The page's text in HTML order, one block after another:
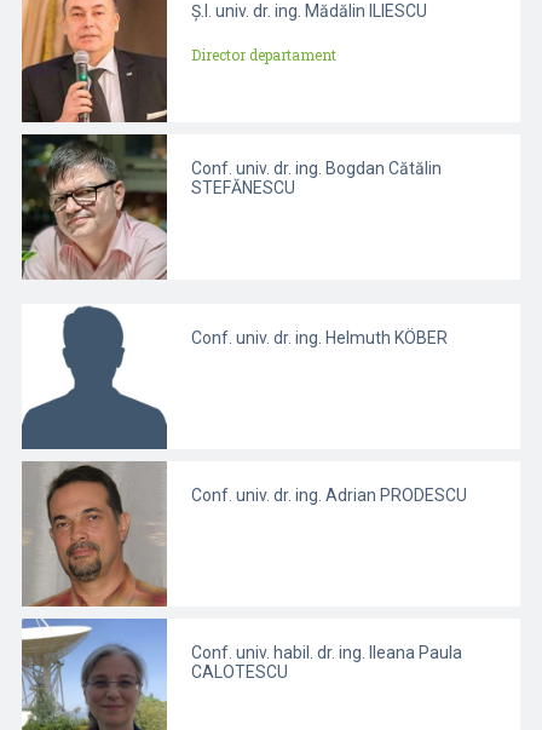
Ș.l. univ. dr. ing. Mădălin ILIESCU
Director departament
Conf. univ. dr. ing. Bogdan Cătălin
STEFĂNESCU
Conf. univ. dr. ing. Helmuth KÖBER
Conf. univ. dr. ing. Adrian PRODESCU
Conf. univ. habil. dr. ing. Ileana Paula
CALOTESCU